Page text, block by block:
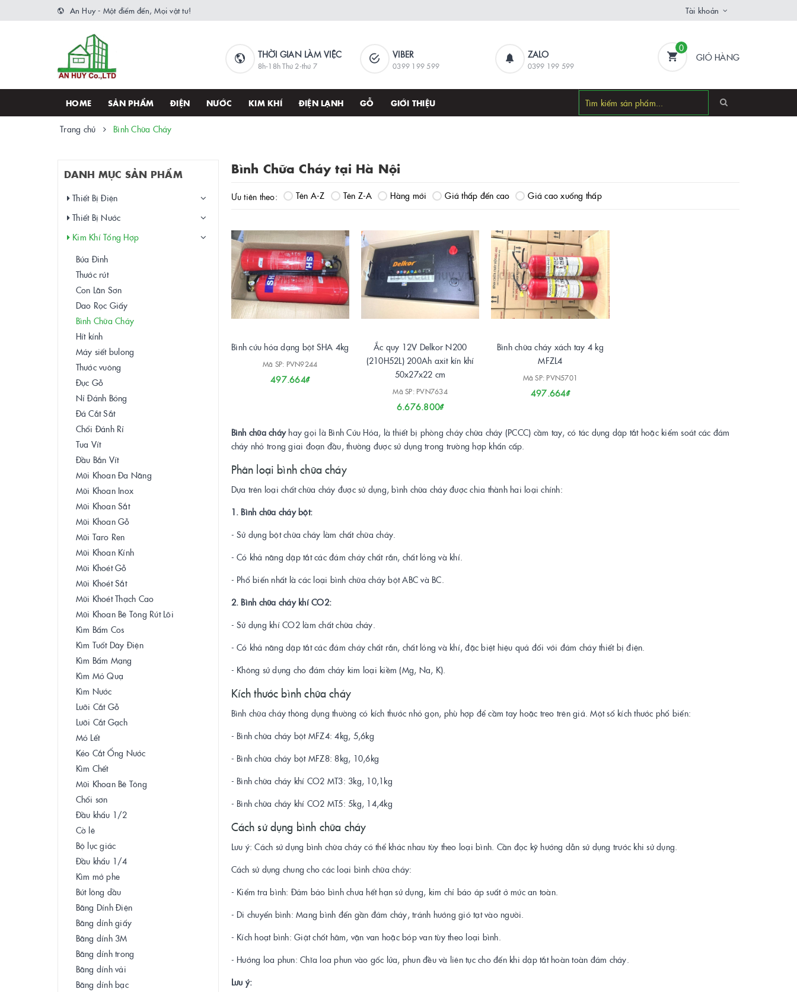
An Huy - Một điểm đến, Mọi vật tư! Tài khoản
THỜI GIAN LÀM VIỆC
8h-18h Thứ 2-thứ 7
VIBER
0399 199 599
ZALO
0399 199 599
0
GIỎ HÀNG
HOME SẢN PHẨM ĐIỆN NƯỚC KIM KHÍ ĐIỆN LẠNH GỖ GIỚI THIỆU
Trang chủ Bình Chữa Cháy
Bình Chữa Cháy tại Hà Nội
Ưu tiên theo: Tên A-Z Tên Z-A Hàng mới Giá thấp đến cao Giá cao xuống thấp
Bình cứu hỏa dạng bột SHA 4kg
Mã SP: PVN9244
497.664₫
Ắc quy 12V Delkor N200
(210H52L) 200Ah axit kín khí
50x27x22 cm
Mã SP: PVN7634
6.676.800₫
Bình chữa cháy xách tay 4 kg
MFZL4
Mã SP: PVN5701
497.664₫
Bình chữa cháyhay gọi là Bình Cứu Hỏa, là thiết bị phòng cháy chữa cháy (PCCC) cầm tay, có tác dụng dập tắt hoặc kiểm soát các đám
cháy nhỏ trong giai đoạn đầu, thường được sử dụng trong trường hợp khẩn cấp.
Phân loại bình chữa cháy
Dựa trên loại chất chữa cháy được sử dụng, bình chữa cháy được chia thành hai loại chính:
1. Bình chữa cháy bột:
- Sử dụng bột chữa cháy làm chất chữa cháy.
- Có khả năng dập tắt các đám cháy chất rắn, chất lỏng và khí.
- Phổ biến nhất là các loại bình chữa cháy bột ABC và BC.
2. Bình chữa cháy khí CO2:
- Sử dụng khí CO2 làm chất chữa cháy.
- Có khả năng dập tắt các đám cháy chất rắn, chất lỏng và khí, đặc biệt hiệu quả đối với đám cháy thiết bị điện.
- Không sử dụng cho đám cháy kim loại kiềm (Mg, Na, K).
Kích thước bình chữa cháy
Bình chữa cháy thông dụng thường có kích thước nhỏ gọn, phù hợp để cầm tay hoặc treo trên giá. Một số kích thước phổ biến:
- Bình chữa cháy bột MFZ4: 4kg, 5,6kg
- Bình chữa cháy bột MFZ8: 8kg, 10,6kg
- Bình chữa cháy khí CO2 MT3: 3kg, 10,1kg
- Bình chữa cháy khí CO2 MT5: 5kg, 14,4kg
Cách sử dụng bình chữa cháy
Lưu ý: Cách sử dụng bình chữa cháy có thể khác nhau tùy theo loại bình. Cần đọc kỹ hướng dẫn sử dụng trước khi sử dụng.
Cách sử dụng chung cho các loại bình chữa cháy:
- Kiểm tra bình: Đảm bảo bình chưa hết hạn sử dụng, kim chỉ báo áp suất ở mức an toàn.
- Di chuyển bình: Mang bình đến gần đám cháy, tránh hướng gió tạt vào người.
- Kích hoạt bình: Giật chốt hãm, vặn van hoặc bóp van tùy theo loại bình.
- Hướng loa phun: Chĩa loa phun vào gốc lửa, phun đều và liên tục cho đến khi dập tắt hoàn toàn đám cháy.
Lưu ý:
DANH MỤC SẢN PHẨM
Thiết Bị Điện
Thiết Bị Nước
Kim Khí Tổng Hợp
Búa Đinh
Thước rút
Con Lăn Sơn
Dao Rọc Giấy
Bình Chữa Cháy
Hít kính
Máy siết bulong
Thước vuông
Đục Gỗ
Nỉ Đánh Bóng
Đá Cắt Sắt
Chổi Đánh Rỉ
Tua Vít
Đầu Bắn Vít
Mũi Khoan Đa Năng
Mũi Khoan Inox
Mũi Khoan Sắt
Mũi Khoan Gỗ
Mũi Taro Ren
Mũi Khoan Kính
Mũi Khoét Gỗ
Mũi Khoét Sắt
Mũi Khoét Thạch Cao
Mũi Khoan Bê Tông Rút Lõi
Kìm Bấm Cos
Kìm Tuốt Dây Điện
Kìm Bấm Mạng
Kìm Mỏ Quạ
Kìm Nước
Lưỡi Cắt Gỗ
Lưỡi Cắt Gạch
Mỏ Lết
Kéo Cắt Ống Nước
Kìm Chết
Mũi Khoan Bê Tông
Chổi sơn
Đầu khẩu 1/2
Cờ lê
Bộ lục giác
Đầu khẩu 1/4
Kìm mở phe
Bút lông dầu
Băng Dính Điện
Băng dính giấy
Băng dính 3M
Băng dính trong
Băng dính vải
Băng dính bạc